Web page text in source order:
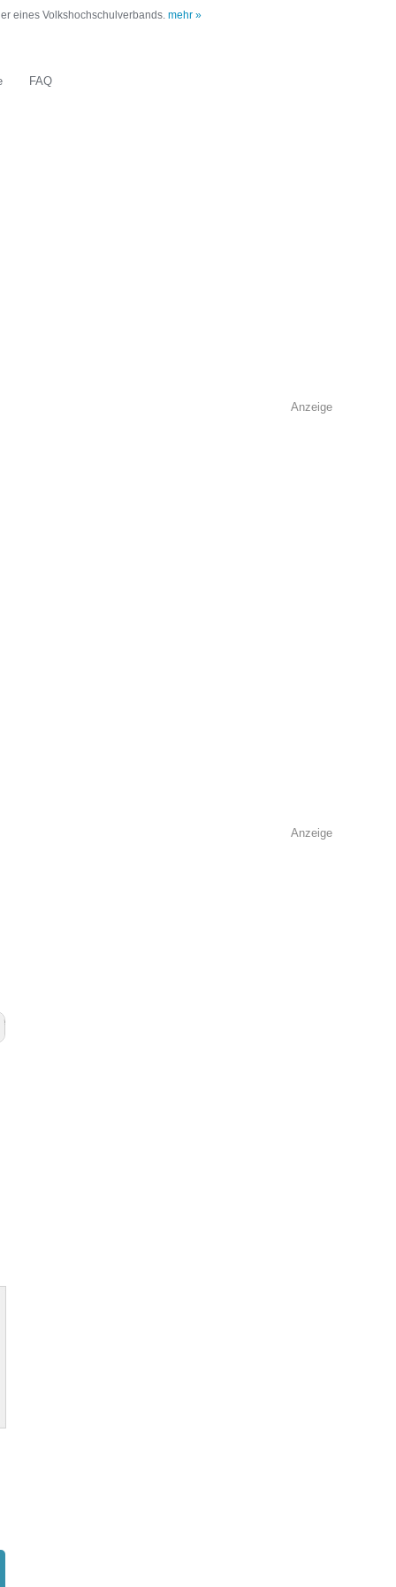
eines Volkshochschulverbands. mehr »
FAQ
Anzeige
Anzeige